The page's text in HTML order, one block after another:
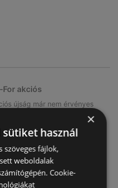
For akciós
újság már nem érvényes
×
sütiket használ
szöveges fájlok,
weboldalak
Cookie-